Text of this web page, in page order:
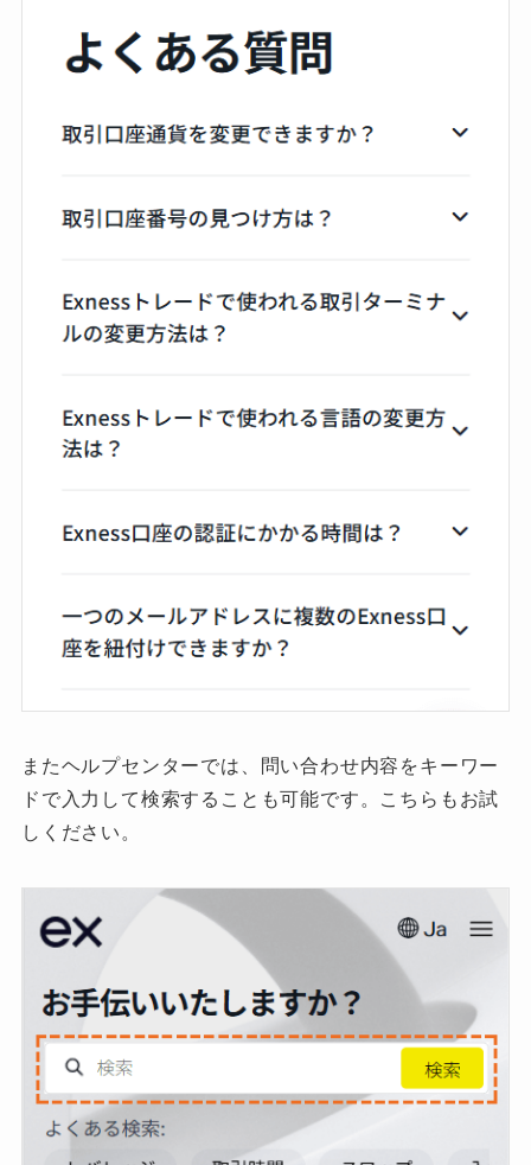
またヘルプセンターでは、問い合わせ内容をキーワー
ドで入力して検索することも可能です。こちらもお試
しください。